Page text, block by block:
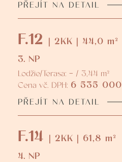
PŘEJÍT NA DETAIL
F.12
| 2KK | 44,0 m²
3. NP
Lodžie/Terasa: - / 3,44 m²
Cena vč. DPH: 6 535 000
PŘEJÍT NA DETAIL
F.14 | 2KK | 61,8 m²
4. NP